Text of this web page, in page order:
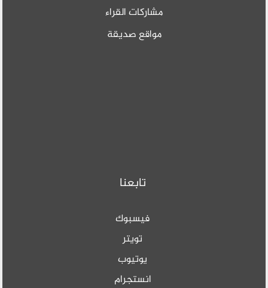
مشاركات القراء
مواقع صديقة
تابعنا
فيسبوك
تويتر
يوتيوب
انستجرام